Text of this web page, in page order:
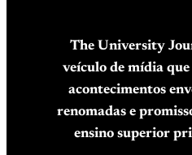
The University
veículo de mídia
acontecimentos
renomadas e
ensino superior